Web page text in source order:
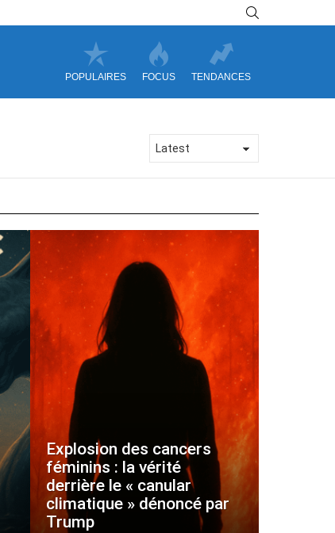
POPULAIRES FOCUS TENDANCES
Explosion des cancers
féminins : la vérité
derrière le « canular
climatique » dénoncé par
Trump